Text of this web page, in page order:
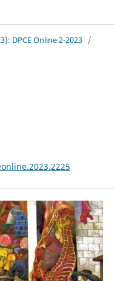
DPCE Online 2-2023 /